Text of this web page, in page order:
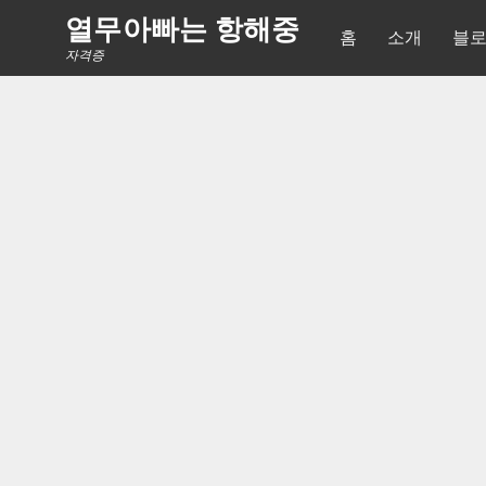
열무아빠는 항해중
자격증
홈 소개 블